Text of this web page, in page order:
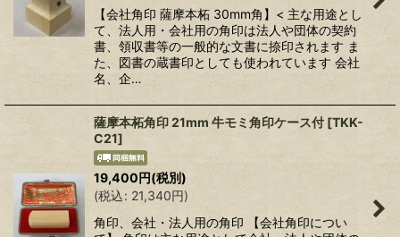
【会社角印 薩摩本柘 30mm角】< 主な用途とし
て、法人用・会社用の角印は法人や団体の契約
書、領収書等の一般的な文書に捺印されます ま
た、図書の蔵書印としても使われています 会社
名、企…
薩摩本柘角印 21mm 牛モミ角印ケース付 [TKK-
C21]
19,400円(税別)
(税込: 21,340円)
角印、会社・法人用の角印 【会社角印につい